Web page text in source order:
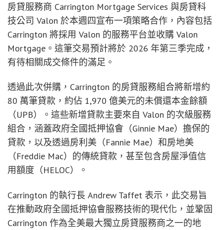
房貸服務商 Carrington Mortgage Services 與房貸科
技公司 Valon 於本週四宣布一項策略合作，內容包括
Carrington 將採用 Valon 的服務平台並收購 Valon
Mortgage。這筆交易預計將於 2026 年第三季完成，
有待相關成交條件的滿足。
透過此次併購，Carrington 的房貸服務組合將新增約
80 萬筆貸款，約佔 1,970 億美元的未償還本金餘額
（UPB）。這些新增貸款主要來自 Valon 的次級服務
組合，涵蓋政府全國抵押協會（Ginnie Mae）擔保的
貸款，以及透過房利美（Fannie Mae）和房地美
（Freddie Mac）的傳統貸款，甚至包含房屋淨值信
用額度（HELOC）。
Carrington 的執行長 Andrew Taffet 表示，此交易旨
在推動政府全國抵押協會服務技術的現代化，並鞏固
Carrington 作為全美最大獨立房貸服務商之一的地